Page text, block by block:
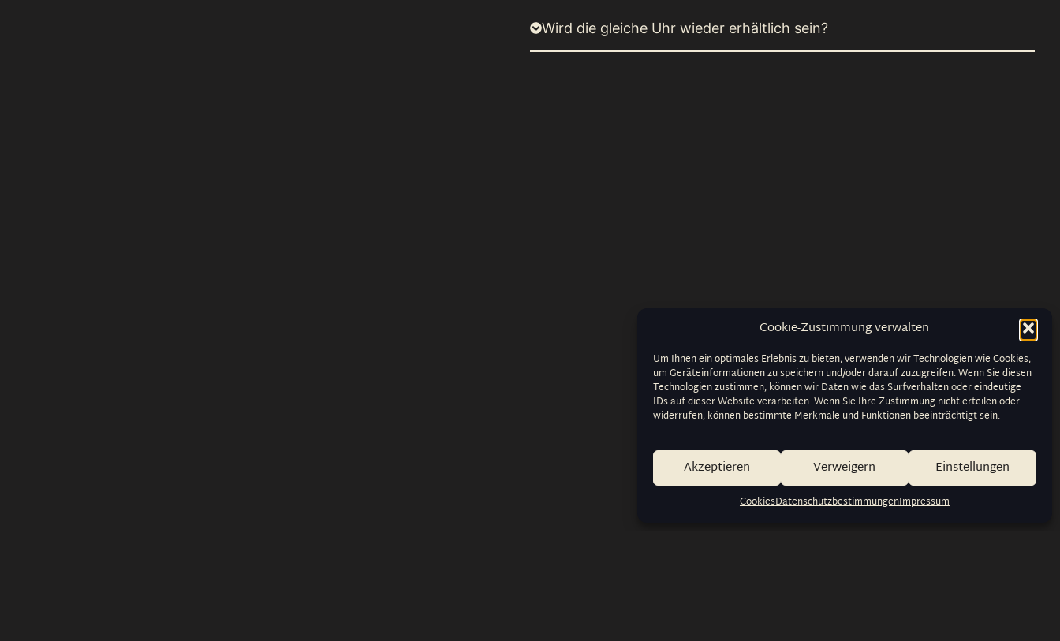
Cookie-Zustimmung verwalten
Um Ihnen ein optimales Erlebnis zu bieten, verwenden wir Technologien wie Cookies,
um Geräteinformationen zu speichern und/oder darauf zuzugreifen. Wenn Sie diesen
Technologien zustimmen, können wir Daten wie das Surfverhalten oder eindeutige
IDs auf dieser Website verarbeiten. Wenn Sie Ihre Zustimmung nicht erteilen oder
widerrufen, können bestimmte Merkmale und Funktionen beeinträchtigt sein.
Akzeptieren Verweigern Einstellungen
CookiesDatenschutzbestimmungenImpressum
Wird die gleiche Uhr wieder erhältlich sein?